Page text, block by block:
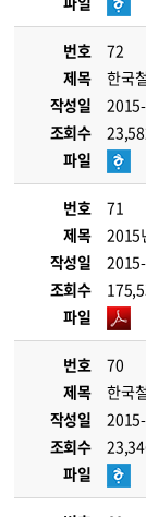
번호
72
제목
한국
작성일
조회수
파일
번호
71
제목
2015
작성일
조회수
파일
번호
70
제목
한국
작성일
조회수
파일